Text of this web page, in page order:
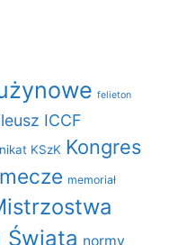
felieton
ICCF
KSzK Kongres
mecze memoriał
Świata normy